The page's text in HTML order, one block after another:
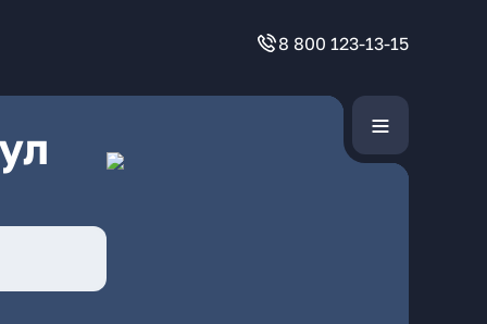
8 800 123-13-15